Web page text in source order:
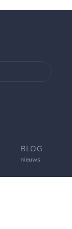
BLOG
nieuws